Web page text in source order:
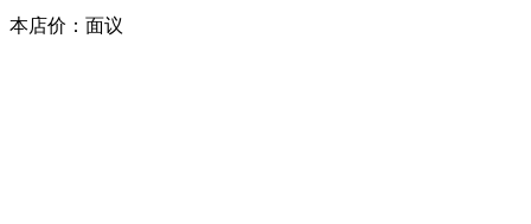
本店价： 面议